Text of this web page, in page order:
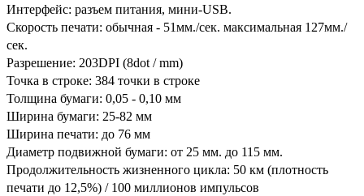
Интерфейс: разъем питания, мини-USB.
Скорость печати: обычная - 51мм./сек. максимальная 127мм./
сек.
Разрешение: 203DPI (8dot / mm)
Точка в строке: 384 точки в строке
Толщина бумаги: 0,05 - 0,10 мм
Ширина бумаги: 25-82 мм
Ширина печати: до 76 мм
Диаметр подвижной бумаги: от 25 мм. до 115 мм.
Продолжительность жизненного цикла: 50 км (плотность
печати до 12,5%) / 100 миллионов импульсов